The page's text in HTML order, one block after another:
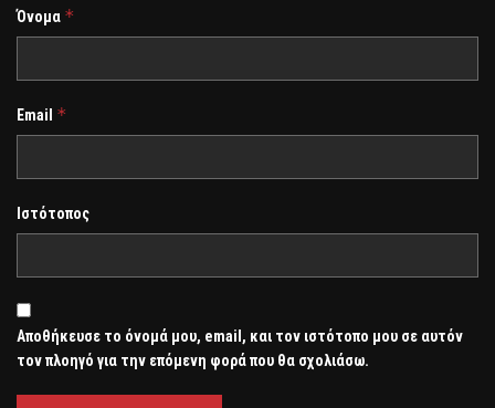
Όνομα *
Email *
Ιστότοπος
Αποθήκευσε το όνομά μου, email, και τον ιστότοπο μου σε αυτόν
τον πλοηγό για την επόμενη φορά που θα σχολιάσω.